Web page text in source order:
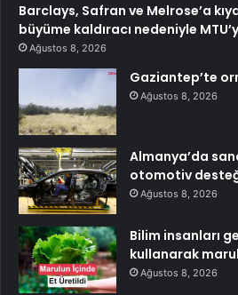
Barclays, Safran ve Melrose’a
büyüme kaldıracı nedeniyle
Ağustos 8, 2026
Gaziantep’te
Ağustos 8, 2026
Almanya’da
otomotiv
Ağustos 8, 2026
Bilim insanları
kullanarak
Ağustos 8, 2026